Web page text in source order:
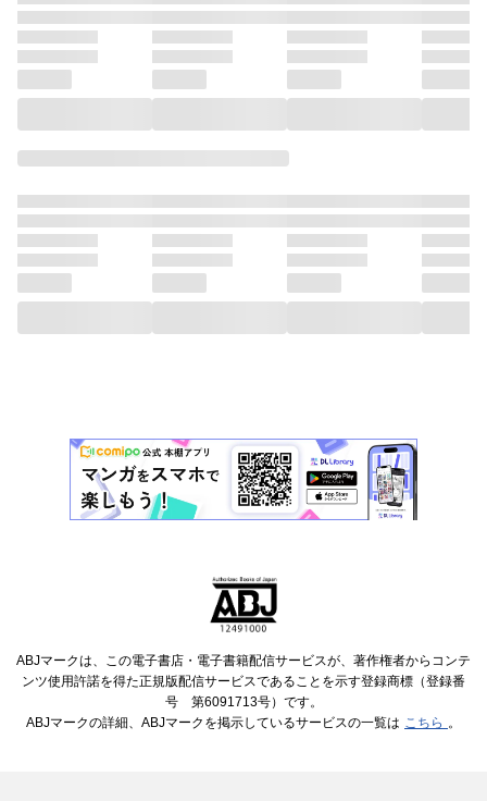
ABJマークは、この電子書店・電子書籍配信サービスが、著作権者からコンテ
ンツ使用許諾を得た正規版配信サービスであることを示す登録商標（登録番
号 第6091713号）です。
ABJマークの詳細、ABJマークを掲示しているサービスの一覧は こちら 。